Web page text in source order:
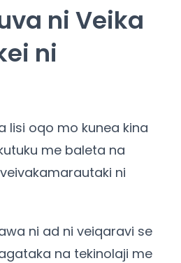
ni Veika
ni
lisi oqo mo kunea kina
me baleta na
ni
ni ad ni veiqaravi se
na tekinolaji me